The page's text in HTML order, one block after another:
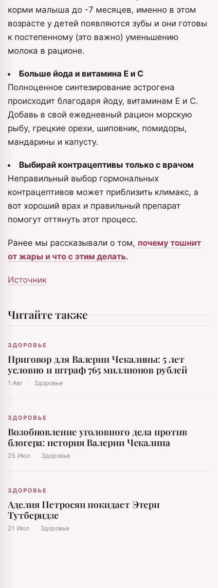
корми малыша до -7 месяцев, именно в этом
возрасте у детей появляются зубы и они готовы
к постепенному (это важно) уменьшению
молока в рационе.
Больше йода и витамина Е и С
Полноценное синтезирование эстрогена
происходит благодаря йоду, витаминам Е и С.
Добавь в свой ежедневный рацион морскую
рыбу, грецкие орехи, шиповник, помидоры,
мандарины и капусту.
Выбирай контрацептивы только с врачом
Неправильный выбор гормональных
контрацептивов может приблизить климакс, а
вот хороший врах и правильный препарат
помогут оттянуть этот процесс.
Ранее мы рассказывали о том, почему тошнит
от жары и что с этим делать.
Источник
Читайте также
ЗДОРОВЬЕ
Приговор для Валерии Чекалины: 5 лет
условно и штраф 765 миллионов рублей
1 Авг · Здоровье
ЗДОРОВЬЕ
Возобновление уголовного дела против
блогера: история Валерии Чекалина
25 Июл · Здоровье
ЗДОРОВЬЕ
Аделия Петросян покидает Этери
Тутберидзе
21 Июл · Здоровье